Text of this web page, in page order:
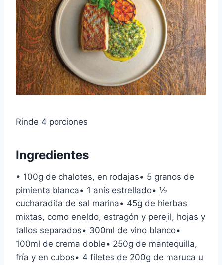
Rinde 4 porciones
Ingredientes
• 100g de chalotes, en rodajas• 5 granos de
pimienta blanca• 1 anís estrellado• ½
cucharadita de sal marina• 45g de hierbas
mixtas, como eneldo, estragón y perejil, hojas y
tallos separados• 300ml de vino blanco•
100ml de crema doble• 250g de mantequilla,
fría y en cubos• 4 filetes de 200g de maruca u